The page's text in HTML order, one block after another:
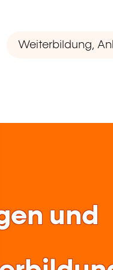
und